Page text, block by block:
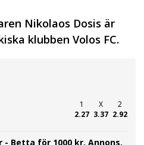
Nikolaos Dosis är
klubben Volos FC.
1
2.27
X
3.37
2
2.92
- Betta för 1000 kr. Annons.